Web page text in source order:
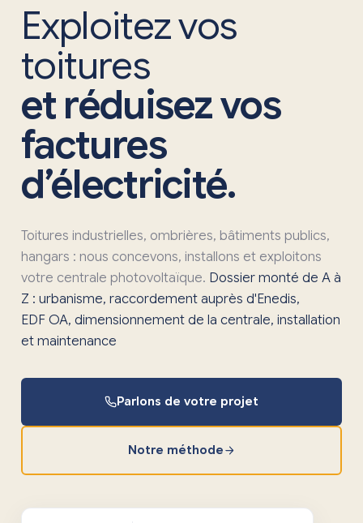
Exploitez vos
toitures
et réduisez vos
factures
d’électricité.
Toitures industrielles, ombrières, bâtiments publics,
hangars : nous concevons, installons et exploitons
votre centrale photovoltaïque. Dossier monté de A à
Z : urbanisme, raccordement auprès d'Enedis,
EDF OA, dimensionnement de la centrale, installation
et maintenance
Parlons de votre projet
Notre méthode